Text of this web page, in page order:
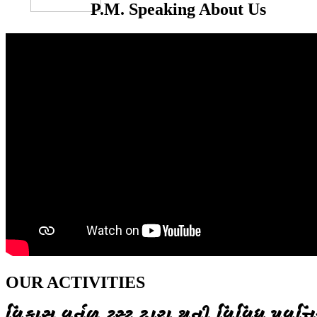
P.M. Speaking About Us
OUR ACTIVITIES